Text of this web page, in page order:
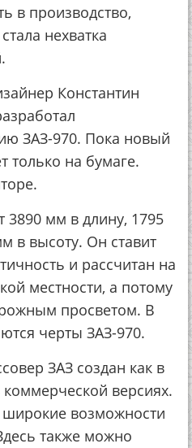
в производство,
нехватка
Константин
ЗАЗ-970. Пока новый
только на бумаге.
3890 мм в длину, 1795
в высоту. Он ставит
и рассчитан на
местности, а потому
просветом. В
черты ЗАЗ-970.
ЗАЗ создан как в
версиях.
широкие возможности
также можно